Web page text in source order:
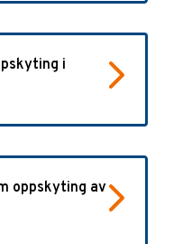
i
oppskyting av